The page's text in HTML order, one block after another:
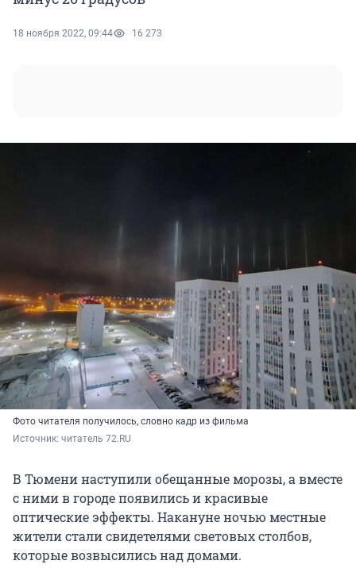
18 ноября 2022, 09:44 16 273
Фото читателя получилось, словно кадр из фильма
Источник: читатель 72.RU
В Тюмени наступили обещанные морозы, а вместе
с ними в городе появились и красивые
оптические эффекты. Накануне ночью местные
жители стали свидетелями световых столбов,
которые возвысились над домами.